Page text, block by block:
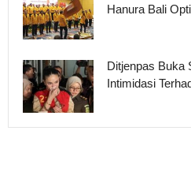
Hanura Bali
Ditjenpas Buka
Intimidasi